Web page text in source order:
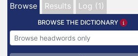
Browse Results Log (1)
BROWSE THE DICTIONARY